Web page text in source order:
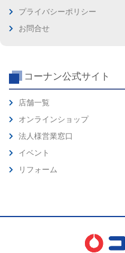
プライバシーポリシー
お問合せ
コーナン公式サイト
店舗一覧
オンラインショップ
法人様営業窓口
イベント
リフォーム